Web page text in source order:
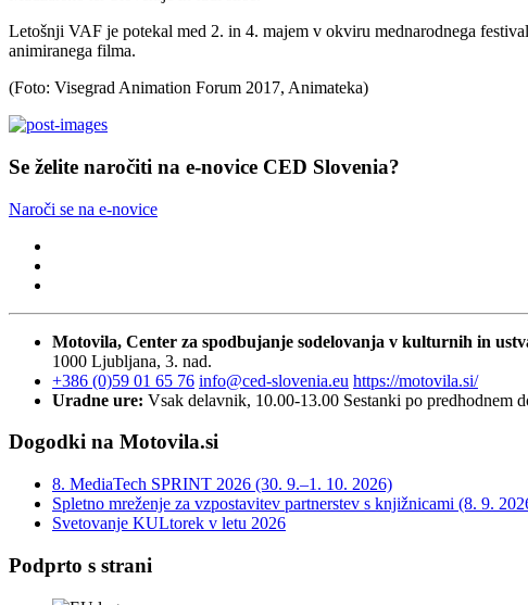
Letošnji VAF je potekal med 2. in 4. majem v okviru mednarodnega
animiranega filma.
(Foto: Visegrad Animation Forum 2017, Animateka)
Se želite naročiti na e-novice CED Slovenia?
Naroči se na e-novice
Motovila, Center za spodbujanje sodelovanja v kulturnih in
1000 Ljubljana, 3. nad.
+386 (0)59 01 65 76 info@ced-slovenia.eu https://motovila.si/
Uradne ure: Vsak delavnik, 10.00-13.00 Sestanki po predhodnem
Dogodki na Motovila.si
8. MediaTech SPRINT 2026 (30. 9.–1. 10. 2026)
Spletno mreženje za vzpostavitev partnerstev s knjižnicami (8. 9.
Svetovanje KULtorek v letu 2026
Podprto s strani